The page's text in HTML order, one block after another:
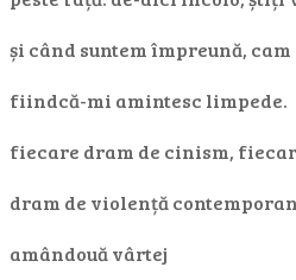
și când suntem împreună,
fiindcă-mi amintesc limpede.
fiecare dram de cinism,
dram de violență
amândouă vârtej